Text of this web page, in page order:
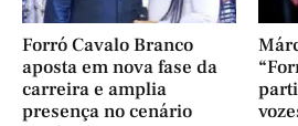
Forró Cavalo Branco
aposta em nova fase da
carreira e amplia
presença no cenário